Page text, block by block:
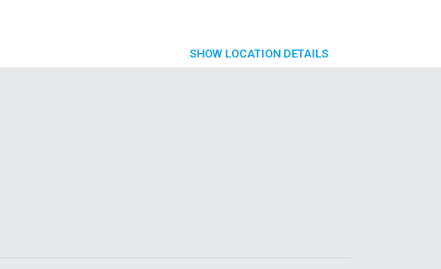
SHOW LOCATION DETAILS